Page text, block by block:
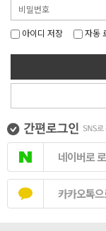
아이디 저장 자동
네이버로
카카오톡